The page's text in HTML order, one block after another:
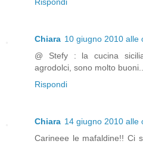
Chiara 10 giugno 2010 alle
@ Stefy : la cucina
agrodolci, sono molto
Rispondi
Chiara 14 giugno 2010 alle
Carineee le mafaldine!! Ci